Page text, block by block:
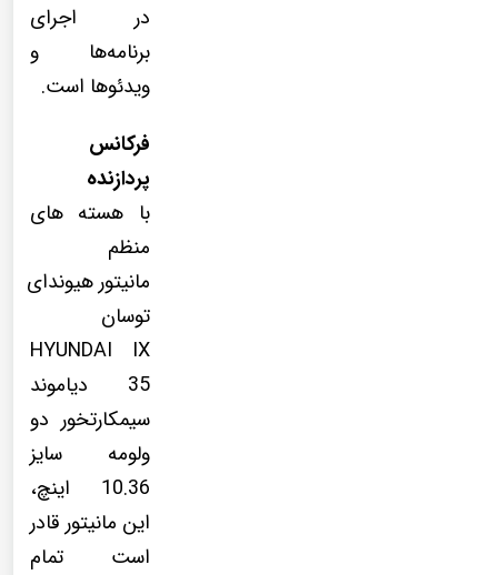
در اجرای
برنامه‌ها و
ویدئوها است.
فرکانس
پردازنده
با هسته های
منظم
مانیتور هیوندای
توسان
HYUNDAI IX
35 دیاموند
سیمکارتخور دو
ولومه سایز
10.36 اینچ،
این مانیتور قادر
است تمام